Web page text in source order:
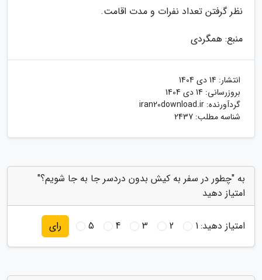
نظر گرفتن تعداد نفرات و مدت اقامت.
منبع: همگردی
انتشار: 14 دی 1404
بروزرسانی: 14 دی 1404
گردآورنده: iran20download.ir
شناسه مطلب: 2437
به "چطور در سفر به کیش بدون دردسر جا به جا شویم؟"
امتیاز دهید
امتیاز دهید:1
2
3
4
5 رای